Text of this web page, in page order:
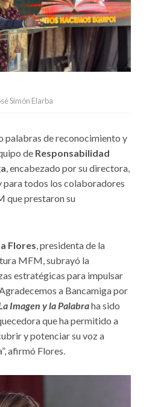
Simón Elarba
palabras de reconocimiento y
de Responsabilidad
, encabezado por su directora,
para todos los colaboradores
que prestaron su
Flores, presidenta de la
MFM, subrayó la
estratégicas para impulsar
a Bancamiga por
Imagen y la Palabraha sido
que ha permitido a
y potenciar su voz a
afirmó Flores.